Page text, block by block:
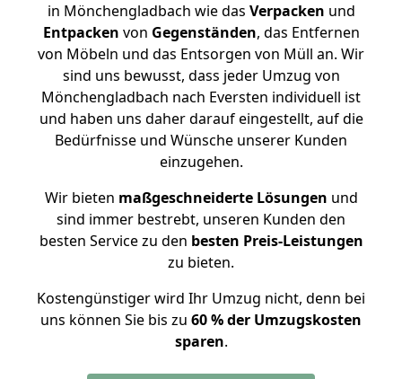
in Mönchengladbach wie das Verpacken und
Entpacken von Gegenständen, das Entfernen
von Möbeln und das Entsorgen von Müll an. Wir
sind uns bewusst, dass jeder Umzug von
Mönchengladbach nach Eversten individuell ist
und haben uns daher darauf eingestellt, auf die
Bedürfnisse und Wünsche unserer Kunden
einzugehen.
Wir bieten maßgeschneiderte Lösungen und
sind immer bestrebt, unseren Kunden den
besten Service zu den besten Preis-Leistungen
zu bieten.
Kostengünstiger wird Ihr Umzug nicht, denn bei
uns können Sie bis zu 60 % der Umzugskosten
sparen.